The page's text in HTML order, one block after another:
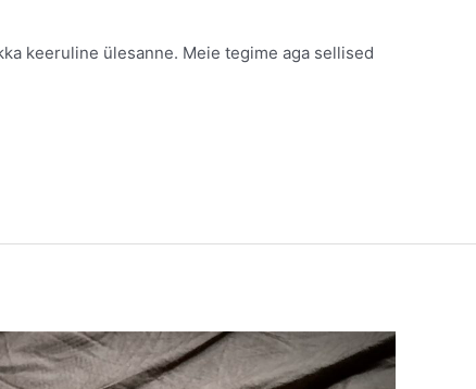
keeruline ülesanne. Meie tegime aga sellised